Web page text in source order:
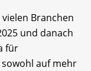
Branchen
und danach
für
auf mehr